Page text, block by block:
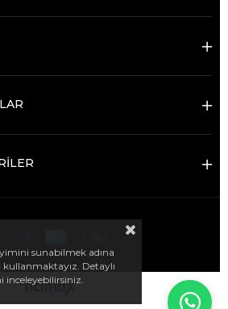
sunabilmek adına
kullanmaktayız. Detaylı
inceleyebilirsiniz.